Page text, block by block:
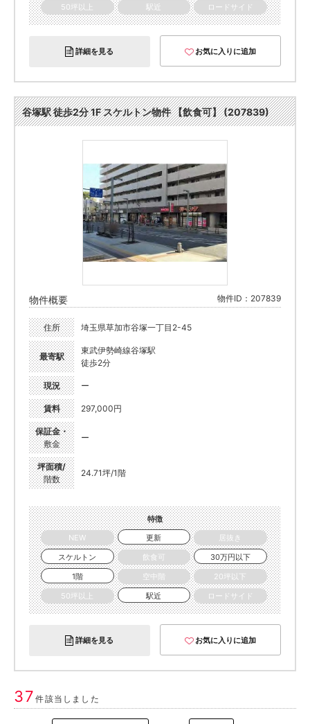
50坪以上
駅近 ロードサイド
詳細を見る お気に入りに追加
谷塚駅 徒歩2分 1F スケルトン物件 【飲食可】 (207839)
物件概要 物件ID：207839
住所 埼玉県草加市谷塚一丁目2-45
最寄駅
東武伊勢崎線谷塚駅
徒歩2分
現況 ー
賃料 297,000円
保証金・
敷金
ー
坪面積/
階数
24.71坪/1階
特徴
NEW
更新
居抜き
スケルトン
飲食可
30万円以下
1階
空中階
20坪以下
50坪以上
駅近 ロードサイド
詳細を見る お気に入りに追加
37件該当しました